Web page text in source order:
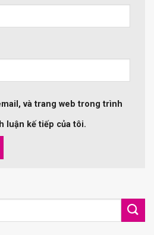
và trang web trong trình
luận kế tiếp của tôi.